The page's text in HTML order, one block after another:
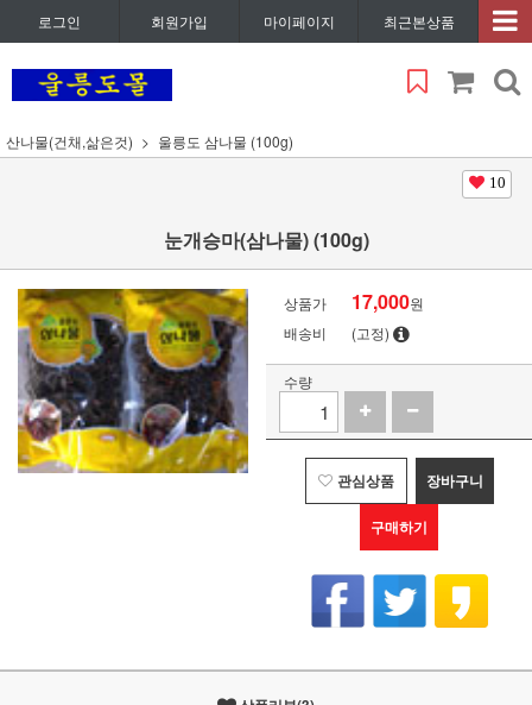
로그인 회원가입 마이페이지 최근본상품
산나물(건채,삶은것) 울릉도 삼나물 (100g)
10
눈개승마(삼나물) (100g)
상품가 17,000원
배송비
(고정)
수량
관심상품 장바구니
구매하기